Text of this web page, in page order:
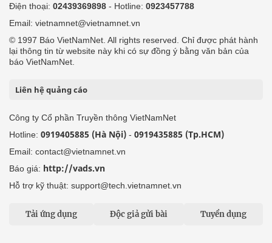
Điện thoại: 02439369898 - Hotline: 0923457788
Email: vietnamnet@vietnamnet.vn
© 1997 Báo VietNamNet. All rights reserved. Chỉ được phát hành
lại thông tin từ website này khi có sự đồng ý bằng văn bản của
báo VietNamNet.
Liên hệ quảng cáo
Công ty Cổ phần Truyền thông VietNamNet
Hotline: 0919405885 (Hà Nội) - 0919435885 (Tp.HCM)
Email: contact@vietnamnet.vn
Báo giá: http://vads.vn
Hỗ trợ kỹ thuật: support@tech.vietnamnet.vn
Tải ứng dụng Độc giả gửi bài Tuyển dụng